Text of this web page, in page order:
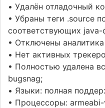
• Удалён отладочный
• Убраны теги .source
соответствующих java-
• Отключены
• Нет активных
• Полностью удалена
bugsnag;
• Языки: полная
• Процессоры: